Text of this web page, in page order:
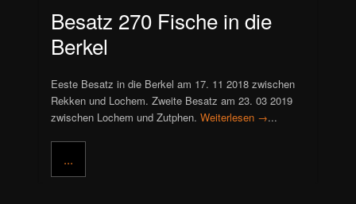
Besatz 270 Fische in die
Berkel
Eeste Besatz in die Berkel am 17. 11 2018 zwischen
Rekken und Lochem. Zweite Besatz am 23. 03 2019
zwischen Lochem und Zutphen.Weiterlesen →...
...